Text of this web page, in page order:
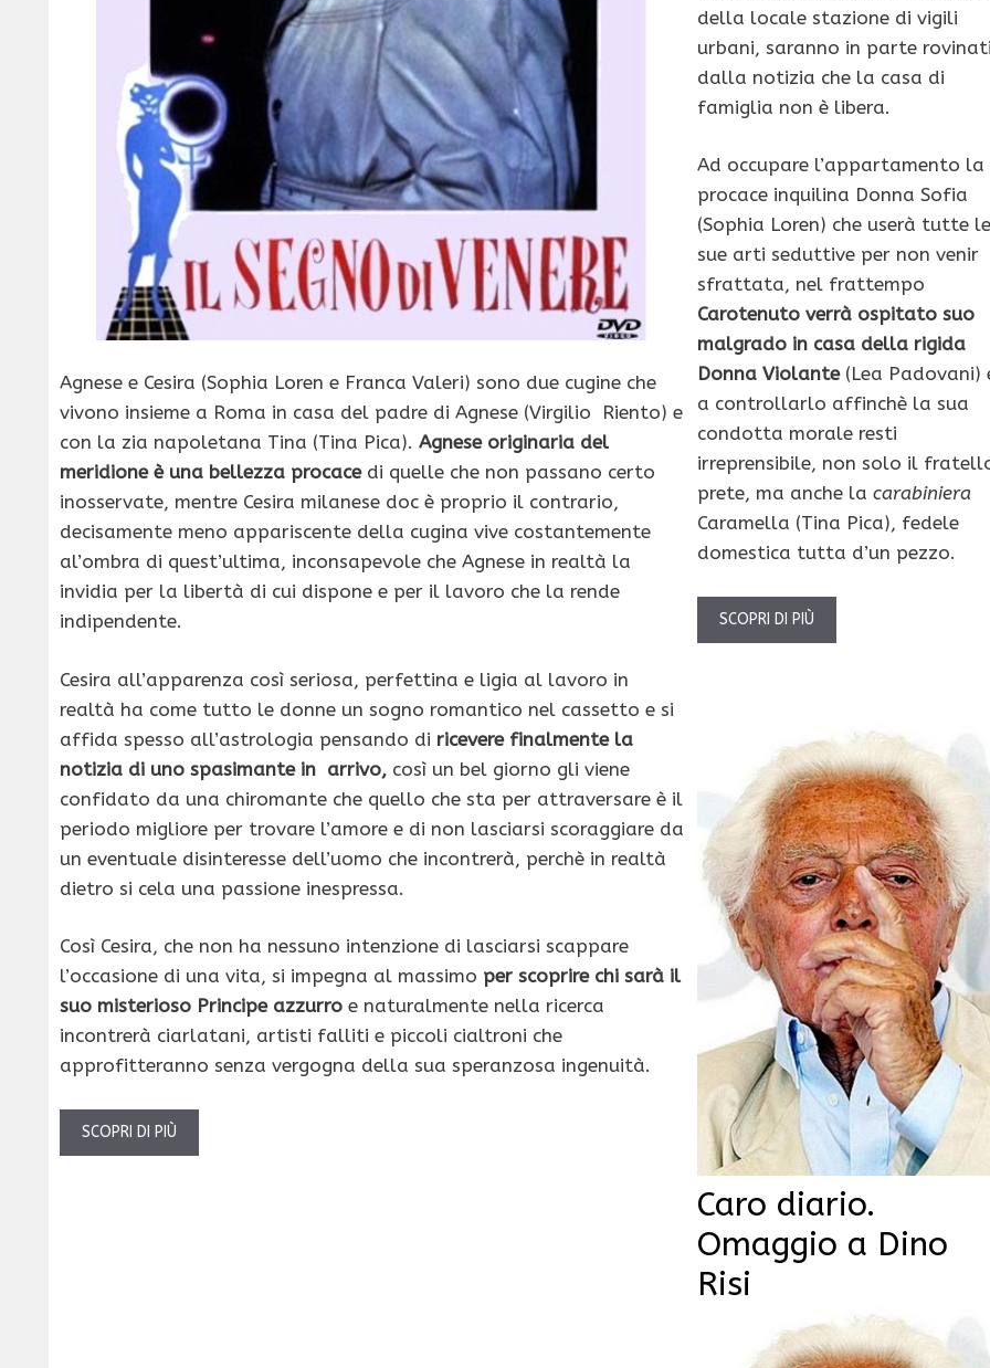
Agnese e Cesira (Sophia Loren e Franca Valeri) sono due cugine che
vivono insieme a Roma in casa del padre di Agnese (Virgilio Riento) e
con la zia napoletana Tina (Tina Pica). Agnese originaria del
meridione è una bellezza procace di quelle che non passano certo
inosservate, mentre Cesira milanese doc è proprio il contrario,
decisamente meno appariscente della cugina vive costantemente
al’ombra di quest’ultima, inconsapevole che Agnese in realtà la
invidia per la libertà di cui dispone e per il lavoro che la rende
indipendente.
Cesira all’apparenza così seriosa, perfettina e ligia al lavoro in
realtà ha come tutto le donne un sogno romantico nel cassetto e si
affida spesso all’astrologia pensando di ricevere finalmente la
notizia di uno spasimante in arrivo, così un bel giorno gli viene
confidato da una chiromante che quello che sta per attraversare è il
periodo migliore per trovare l’amore e di non lasciarsi scoraggiare da
un eventuale disinteresse dell’uomo che incontrerà, perchè in realtà
dietro si cela una passione inespressa.
Così Cesira, che non ha nessuno intenzione di lasciarsi scappare
l’occasione di una vita, si impegna al massimo per scoprire chi sarà il
suo misterioso Principe azzurro e naturalmente nella ricerca
incontrerà ciarlatani, artisti falliti e piccoli cialtroni che
approfitteranno senza vergogna della sua speranzosa ingenuità.
SCOPRI DI PIÙ
della locale stazione di vigili
urbani, saranno in parte
dalla notizia che la casa di
famiglia non è libera.
Ad occupare l’appartamento la
procace inquilina Donna Sofia
(Sophia Loren) che userà tutte le
sue arti seduttive per non venir
sfrattata, nel frattempo
Carotenuto verrà ospitato suo
malgrado in casa della rigida
Donna Violante(Lea Padovani)
a controllarlo affinchè la sua
condotta morale resti
irreprensibile, non solo il
prete, ma anche la carabiniera
Caramella (Tina Pica), fedele
domestica tutta d’un pezzo.
SCOPRI DI PIÙ
Caro diario.
Omaggio a Dino
Risi